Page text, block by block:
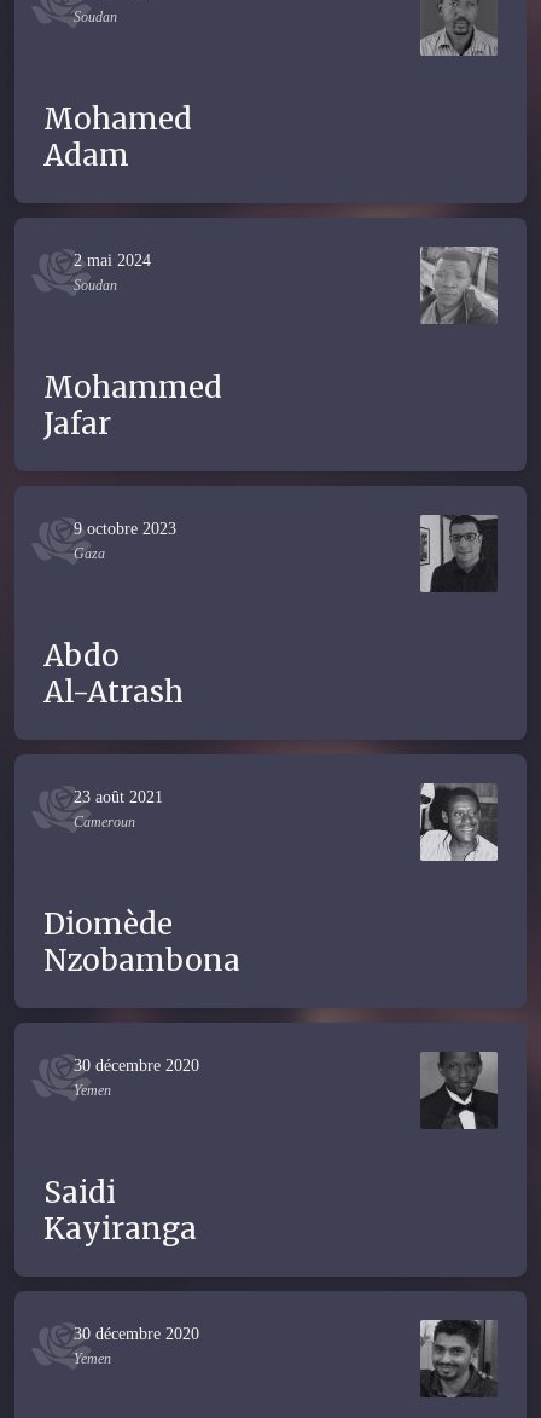
Soudan
Mohamed
Adam
2 mai 2024
Soudan
Mohammed
Jafar
9 octobre 2023
Gaza
Abdo
Al-Atrash
23 août 2021
Cameroun
Diomède
Nzobambona
30 décembre 2020
Yemen
Saidi
Kayiranga
30 décembre 2020
Yemen